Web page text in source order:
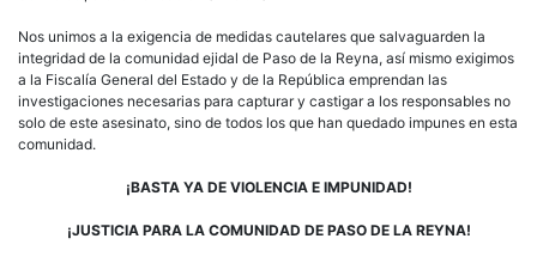
Nos unimos a la exigencia de medidas cautelares que salvaguarden la
integridad de la comunidad ejidal de Paso de la Reyna, así mismo exigimos
a la Fiscalía General del Estado y de la República emprendan las
investigaciones necesarias para capturar y castigar a los responsables no
solo de este asesinato, sino de todos los que han quedado impunes en esta
comunidad.
¡BASTA YA DE VIOLENCIA E IMPUNIDAD!
¡JUSTICIA PARA LA COMUNIDAD DE PASO DE LA REYNA!